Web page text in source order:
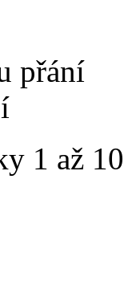
přání
1 až